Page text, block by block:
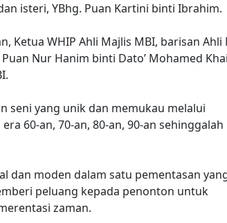
isteri, YBhg. Puan Kartini binti Ibrahim.
Ketua WHIP Ahli Majlis MBI, barisan Ahli
Nur Hanim binti Dato’ Mohamed
seni yang unik dan memukau melalui
60-an, 70-an, 80-an, 90-an sehinggalah
dan moden dalam satu pementasan
peluang kepada penonton untuk
zaman.